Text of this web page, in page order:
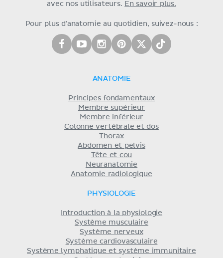
avec nos utilisateurs. En savoir plus.
Pour plus d'anatomie au quotidien, suivez-nous :
ANATOMIE
Principes fondamentaux
Membre supérieur
Membre inférieur
Colonne vertébrale et dos
Thorax
Abdomen et pelvis
Tête et cou
Neuranatomie
Anatomie radiologique
PHYSIOLOGIE
Introduction à la physiologie
Système musculaire
Système nerveux
Système cardiovasculaire
Système lymphatique et système immunitaire